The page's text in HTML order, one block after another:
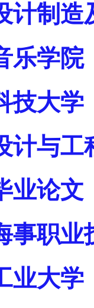
计制造
乐学院
技大学
计与工
业论文
事职业
业大学